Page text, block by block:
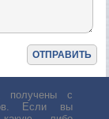
получены с
Если вы